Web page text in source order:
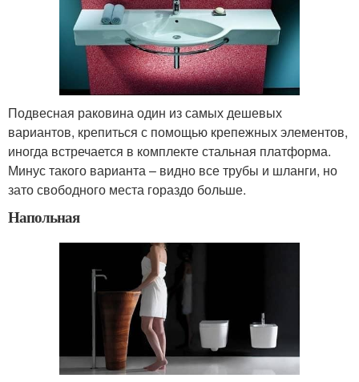
Подвесная раковина один из самых дешевых
вариантов, крепиться с помощью крепежных элементов,
иногда встречается в комплекте стальная платформа.
Минус такого варианта – видно все трубы и шланги, но
зато свободного места гораздо больше.
Напольная